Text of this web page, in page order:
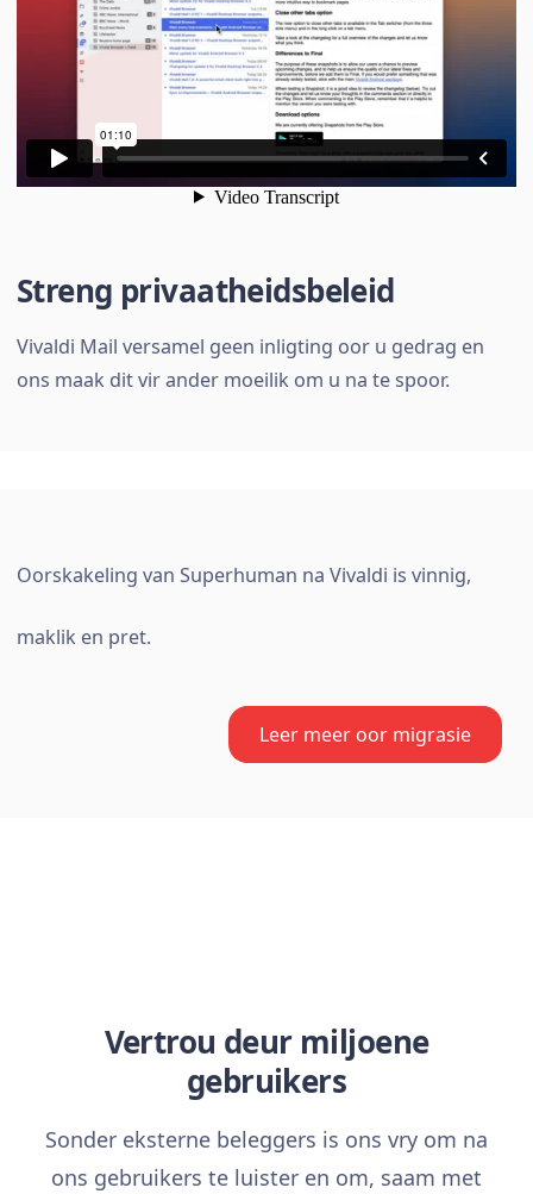
Streng privaatheidsbeleid
Vivaldi Mail versamel geen inligting oor u gedrag en
ons maak dit vir ander moeilik om u na te spoor.
Oorskakeling van Superhuman na Vivaldi is vinnig,
maklik en pret.
Leer meer oor migrasie
Vertrou deur miljoene
gebruikers
Sonder eksterne beleggers is ons vry om na
ons gebruikers te luister en om, saam met